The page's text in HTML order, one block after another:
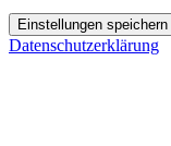
Einstellungen speichern
Datenschutzerklärung